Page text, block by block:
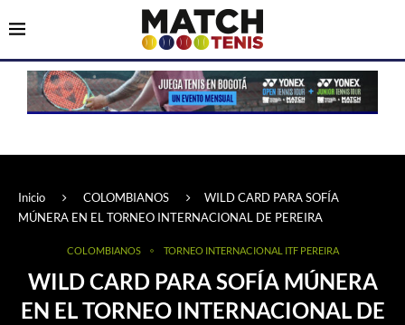
Inicio COLOMBIANOS
WILD CARD PARA SOFÍA
MÚNERA EN EL TORNEO INTERNACIONAL DE PEREIRA
COLOMBIANOS TORNEO INTERNACIONAL ITF PEREIRA
WILD CARD PARA SOFÍA MÚNERA
EN EL TORNEO INTERNACIONAL DE